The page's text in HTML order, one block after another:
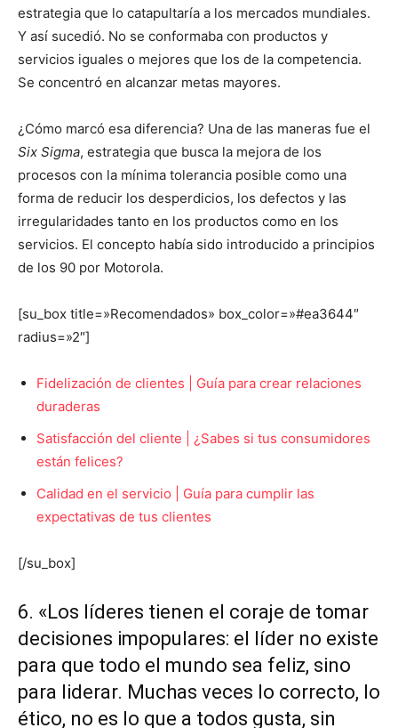
estrategia que lo catapultaría a los mercados mundiales.
Y así sucedió. No se conformaba con productos y
servicios iguales o mejores que los de la competencia.
Se concentró en alcanzar metas mayores.
¿Cómo marcó esa diferencia? Una de las maneras fue el
Six Sigma, estrategia que busca la mejora de los
procesos con la mínima tolerancia posible como una
forma de reducir los desperdicios, los defectos y las
irregularidades tanto en los productos como en los
servicios. El concepto había sido introducido a principios
de los 90 por Motorola.
[su_box title=»Recomendados» box_color=»#ea3644″
radius=»2″]
Fidelización de clientes | Guía para crear relaciones
duraderas
Satisfacción del cliente | ¿Sabes si tus consumidores
están felices?
Calidad en el servicio | Guía para cumplir las
expectativas de tus clientes
[/su_box]
6. «Los líderes tienen el coraje de tomar
decisiones impopulares: el líder no existe
para que todo el mundo sea feliz, sino
para liderar. Muchas veces lo correcto, lo
ético, no es lo que a todos gusta, sin